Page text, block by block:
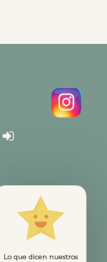
Lo que dicen nuestros